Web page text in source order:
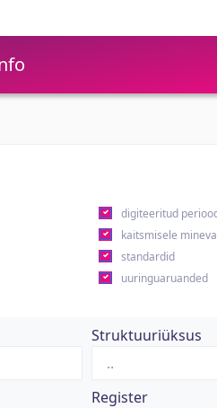
digiteeritud
kaitsmisele
standardid
uuringuaruanded
Struktuuriüksus
Register